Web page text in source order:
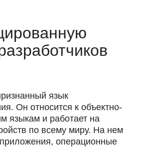
язык
Он относится к объектно-
языкам и работает на
по всему миру. На нем
операционные